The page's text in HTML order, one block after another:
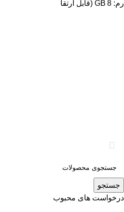
رم: 8 GB (قابل ارتقا
جستجو
درخواست های محبوب